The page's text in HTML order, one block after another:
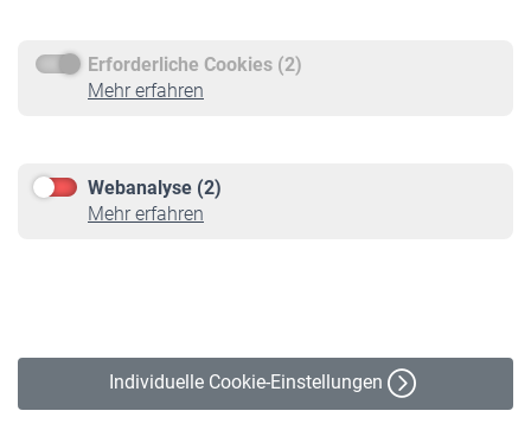
Erforderliche Cookies (2)
Mehr erfahren
Webanalyse (2)
Mehr erfahren
Individuelle Cookie-Einstellungen
Service
Informationen
Online-Rechner
VBLnewsletter
Erklärung zur Barrierefreiheit